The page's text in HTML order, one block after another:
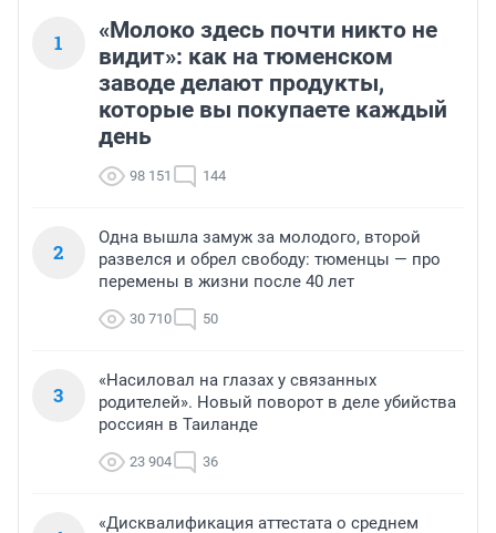
1
«Молоко здесь почти никто не
видит»: как на тюменском
заводе делают продукты,
которые вы покупаете каждый
день
98 151 144
2
Одна вышла замуж за молодого, второй
развелся и обрел свободу: тюменцы — про
перемены в жизни после 40 лет
30 710 50
3
«Насиловал на глазах у связанных
родителей». Новый поворот в деле убийства
россиян в Таиланде
23 904 36
«Дисквалификация аттестата о среднем